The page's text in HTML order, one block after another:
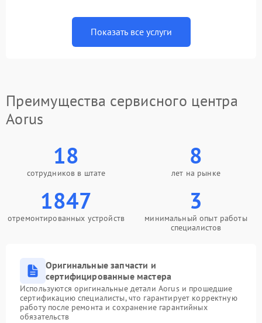
Показать все услуги
Преимущества сервисного центра
Aorus
18
сотрудников в штате
8
лет на рынке
1847
отремонтированных устройств
3
минимальный опыт работы
специалистов
Оригинальные запчасти и
сертифицированные мастера
Используются оригинальные детали Aorus и прошедшие
сертификацию специалисты, что гарантирует корректную
работу после ремонта и сохранение гарантийных
обязательств